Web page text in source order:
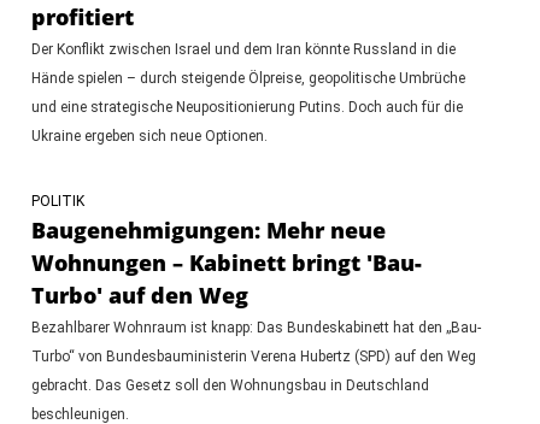
profitiert
Der Konflikt zwischen Israel und dem Iran könnte Russland in die
Hände spielen – durch steigende Ölpreise, geopolitische Umbrüche
und eine strategische Neupositionierung Putins. Doch auch für die
Ukraine ergeben sich neue Optionen.
POLITIK
Baugenehmigungen: Mehr neue
Wohnungen – Kabinett bringt 'Bau-
Turbo' auf den Weg
Bezahlbarer Wohnraum ist knapp: Das Bundeskabinett hat den „Bau-
Turbo“ von Bundesbauministerin Verena Hubertz (SPD) auf den Weg
gebracht. Das Gesetz soll den Wohnungsbau in Deutschland
beschleunigen.